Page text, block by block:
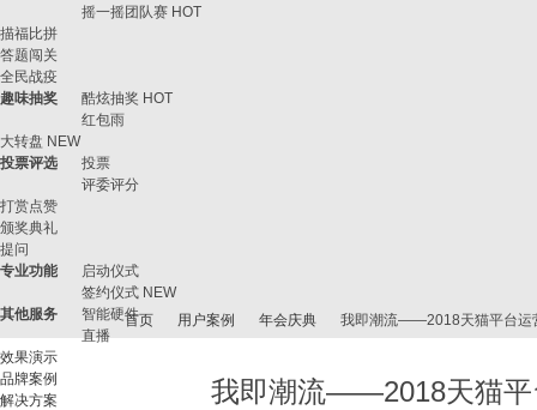
摇一摇团队赛 HOT
描福比拼
答题闯关
全民战疫
趣味抽奖
酷炫抽奖 HOT
红包雨
大转盘 NEW
投票评选
投票
评委评分
打赏点赞
颁奖典礼
提问
专业功能
启动仪式
签约仪式 NEW
其他服务
智能硬件
直播
效果演示
品牌案例
解决方案
首页 用户案例 年会庆典 我即潮流——2018天猫平台运
我即潮流——2018天猫平